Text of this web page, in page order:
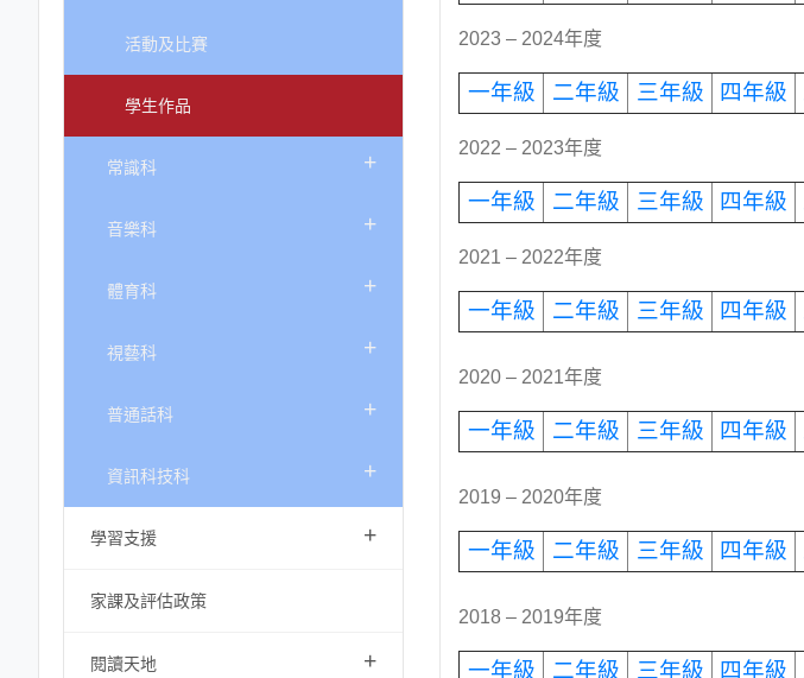
活動及比賽
學生作品
常識科 +
音樂科 +
體育科 +
視藝科 +
普通話科 +
資訊科技科 +
學習支援 +
家課及評估政策
閱讀天地 +
2023 – 2024年度
一年級 二年級 三年級 四年級
2022 – 2023年度
一年級 二年級 三年級 四年級
2021 – 2022年度
一年級 二年級 三年級 四年級
2020 – 2021年度
一年級 二年級 三年級 四年級
2019 – 2020年度
一年級 二年級 三年級 四年級
2018 – 2019年度
一年級 二年級 三年級 四年級